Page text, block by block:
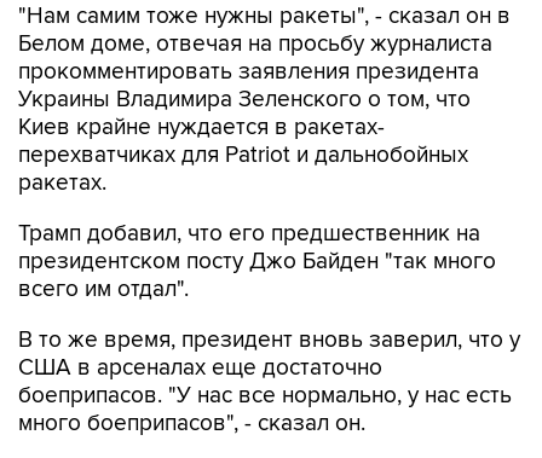
"Нам самим тоже нужны ракеты", - сказал он в
Белом доме, отвечая на просьбу журналиста
прокомментировать заявления президента
Украины Владимира Зеленского о том, что
Киев крайне нуждается в ракетах-
перехватчиках для Patriot и дальнобойных
ракетах.
Трамп добавил, что его предшественник на
президентском посту Джо Байден "так много
всего им отдал".
В то же время, президент вновь заверил, что у
США в арсеналах еще достаточно
боеприпасов. "У нас все нормально, у нас есть
много боеприпасов", - сказал он.